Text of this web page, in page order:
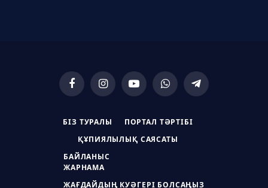
FacebookInstagramYouTubeWhatsAppTelegram
БІЗ ТУРАЛЫ ПОРТАЛ ТӘРТІБІ
ҚҰПИЯЛЫЛЫҚ САЯСАТЫ
БАЙЛАНЫС
ЖАРНАМА
ЖАҒДАЙДЫҢ КУӘГЕРІ БОЛСАҢЫЗ